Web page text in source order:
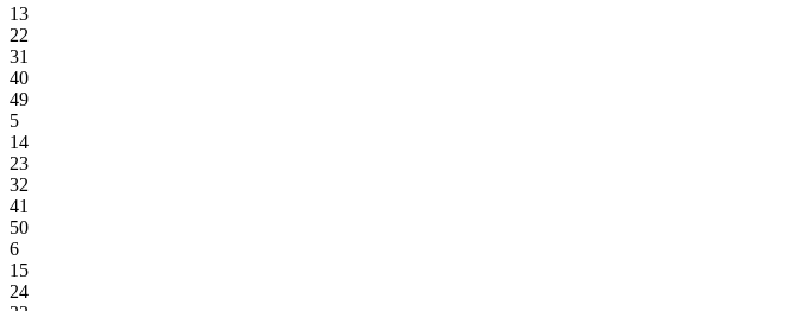
13
22
31
40
49
5
14
23
32
41
50
6
15
24